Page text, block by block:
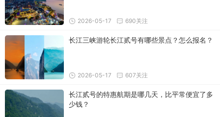
690关注
2026-05-17
长江三峡游轮长江贰号有哪些景点？怎么报名？
607关注
2026-05-17
长江贰号的特惠航期是哪几天，比平常便宜了多
少钱？